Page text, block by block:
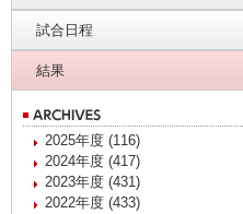
試合日程
結果
2025年度 (116)
2024年度 (417)
2023年度 (431)
2022年度 (433)